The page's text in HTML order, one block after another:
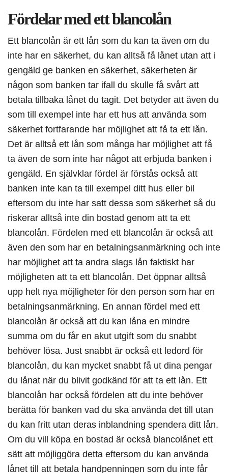
Fördelar med ett blancolån
Ett blancolån är ett lån som du kan ta även om du
inte har en säkerhet, du kan alltså få lånet utan att i
gengäld ge banken en säkerhet, säkerheten är
någon som banken tar ifall du skulle få svårt att
betala tillbaka lånet du tagit. Det betyder att även du
som till exempel inte har ett hus att använda som
säkerhet fortfarande har möjlighet att få ta ett lån.
Det är alltså ett lån som många har möjlighet att få
ta även de som inte har något att erbjuda banken i
gengäld. En självklar fördel är förstås också att
banken inte kan ta till exempel ditt hus eller bil
eftersom du inte har satt dessa som säkerhet så du
riskerar alltså inte din bostad genom att ta ett
blancolån. Fördelen med ett blancolån är också att
även den som har en betalningsanmärkning och inte
har möjlighet att ta andra slags lån faktiskt har
möjligheten att ta ett blancolån. Det öppnar alltså
upp helt nya möjligheter för den person som har en
betalningsanmärkning. En annan fördel med ett
blancolån är också att du kan låna en mindre
summa om du får en akut utgift som du snabbt
behöver lösa. Just snabbt är också ett ledord för
blancolån, du kan mycket snabbt få ut dina pengar
du lånat när du blivit godkänd för att ta ett lån. Ett
blancolån har också fördelen att du inte behöver
berätta för banken vad du ska använda det till utan
du kan fritt utan deras inblandning spendera ditt lån.
Om du vill köpa en bostad är också blancolånet ett
sätt att möjliggöra detta eftersom du kan använda
lånet till att betala handpenningen som du inte får